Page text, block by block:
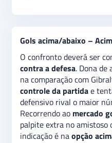
Gols acima/abaixo –
O confronto deverá ser
contra a defesa. Dona
na comparação com
controle da partidae
defensivo rival o maior
Recorrendo ao mercado
palpite extra no amistoso
indicação é naopção